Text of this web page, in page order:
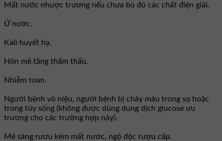
Mất nước nhược trương nếu chưa bù đủ các chất điện giải.
Ứ nước.
Kali huyết hạ.
Hôn mê tăng thẩm thấu.
Nhiễm toan.
Người bệnh vô niệu, người bệnh bị chảy máu trong sọ hoặc
trong tủy sống (không được dùng dung dịch glucose ưu
trương cho các trường hợp này).
Mê sảng rươu kèm mất nước, ngộ độc rượu cấp.